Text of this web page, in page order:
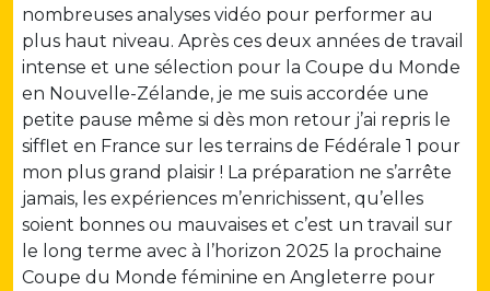
nombreuses analyses vidéo pour performer au
plus haut niveau. Après ces deux années de travail
intense et une sélection pour la Coupe du Monde
en Nouvelle-Zélande, je me suis accordée une
petite pause même si dès mon retour j’ai repris le
sifflet en France sur les terrains de Fédérale 1 pour
mon plus grand plaisir ! La préparation ne s’arrête
jamais, les expériences m’enrichissent, qu’elles
soient bonnes ou mauvaises et c’est un travail sur
le long terme avec à l’horizon 2025 la prochaine
Coupe du Monde féminine en Angleterre pour